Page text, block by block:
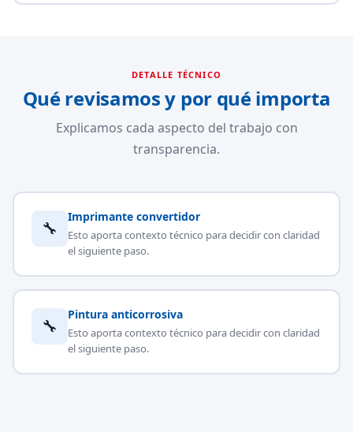
DETALLE TÉCNICO
Qué revisamos y por qué importa
Explicamos cada aspecto del trabajo con
transparencia.
🔧
Imprimante convertidor
Esto aporta contexto técnico para decidir con claridad
el siguiente paso.
🔧
Pintura anticorrosiva
Esto aporta contexto técnico para decidir con claridad
el siguiente paso.